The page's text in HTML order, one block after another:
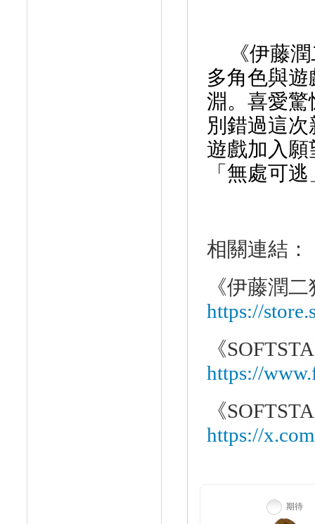
《伊藤
多角色與
淵。喜愛
別錯過這
遊戲加入
「無處可
相關連結：
《伊藤潤
https://
《
https://
《
https://
期待